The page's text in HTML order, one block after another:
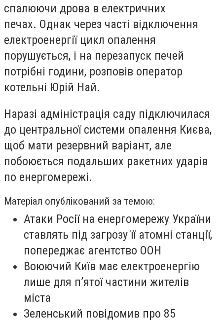
спалюючи дрова в електричних
печах. Однак через часті відключення
електроенергії цикл опалення
порушується, і на перезапуск печей
потрібні години, розповів оператор
котельні Юрій Най.
Наразі адміністрація саду підключилася
до центральної системи опалення Києва,
щоб мати резервний варіант, але
побоюється подальших ракетних ударів
по енергомережі.
Матеріал опублікований за темою:
Атаки Росії на енергомережу України
ставлять під загрозу її атомні станції,
попереджає агентство ООН
Воюючий Київ має електроенергію
лише для п’ятої частини жителів
міста
Зеленський повідомив про 85